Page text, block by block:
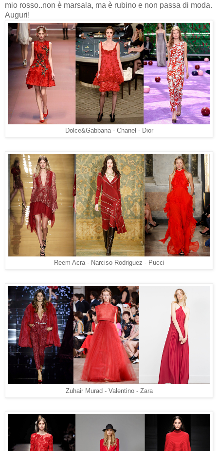
mio rosso..non è marsala, ma è rubino e non passa di moda.
Auguri!
Dolce&Gabbana - Chanel - Dior
Reem Acra - Narciso Rodriguez - Pucci
Zuhair Murad - Valentino - Zara